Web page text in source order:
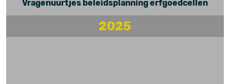
Vragenuurtjes beleidsplanning erfgoedcellen
2025